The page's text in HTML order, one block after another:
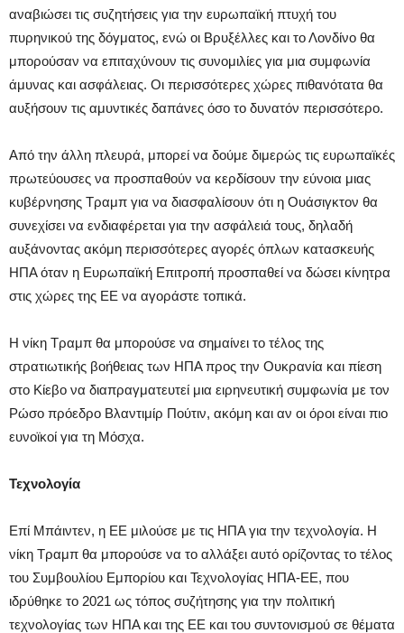
αναβιώσει τις συζητήσεις για την ευρωπαϊκή πτυχή του
πυρηνικού της δόγματος, ενώ οι Βρυξέλλες και το Λονδίνο θα
μπορούσαν να επιταχύνουν τις συνομιλίες για μια συμφωνία
άμυνας και ασφάλειας. Οι περισσότερες χώρες πιθανότατα θα
αυξήσουν τις αμυντικές δαπάνες όσο το δυνατόν περισσότερο.
Από την άλλη πλευρά, μπορεί να δούμε διμερώς τις ευρωπαϊκές
πρωτεύουσες να προσπαθούν να κερδίσουν την εύνοια μιας
κυβέρνησης Τραμπ για να διασφαλίσουν ότι η Ουάσιγκτον θα
συνεχίσει να ενδιαφέρεται για την ασφάλειά τους, δηλαδή
αυξάνοντας ακόμη περισσότερες αγορές όπλων κατασκευής
ΗΠΑ όταν η Ευρωπαϊκή Επιτροπή προσπαθεί να δώσει κίνητρα
στις χώρες της ΕΕ να αγοράστε τοπικά.
Η νίκη Τραμπ θα μπορούσε να σημαίνει το τέλος της
στρατιωτικής βοήθειας των ΗΠΑ προς την Ουκρανία και πίεση
στο Κίεβο να διαπραγματευτεί μια ειρηνευτική συμφωνία με τον
Ρώσο πρόεδρο Βλαντιμίρ Πούτιν, ακόμη και αν οι όροι είναι πιο
ευνοϊκοί για τη Μόσχα.
Τεχνολογία
Επί Μπάιντεν, η ΕΕ μιλούσε με τις ΗΠΑ για την τεχνολογία. Η
νίκη Τραμπ θα μπορούσε να το αλλάξει αυτό ορίζοντας το τέλος
του Συμβουλίου Εμπορίου και Τεχνολογίας ΗΠΑ-ΕΕ, που
ιδρύθηκε το 2021 ως τόπος συζήτησης για την πολιτική
τεχνολογίας των ΗΠΑ και της ΕΕ και του συντονισμού σε θέματα